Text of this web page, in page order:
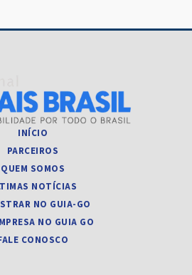
INÍCIO
PARCEIROS
QUEM SOMOS
NOTÍCIAS
NO GUIA-GO
NO GUIA GO
CONOSCO